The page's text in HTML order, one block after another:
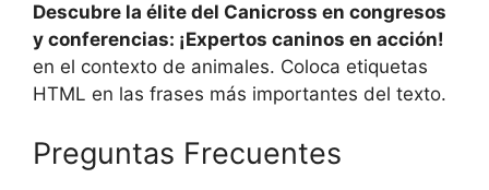
Descubre la élite del Canicross en congresos
y conferencias: ¡Expertos caninos en acción!
en el contexto de animales. Coloca etiquetas
HTML en las frases más importantes del texto.
Preguntas Frecuentes